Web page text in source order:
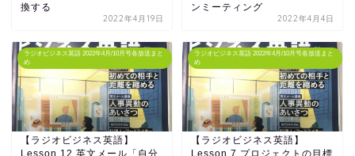
換する
2022年4月19日
ンミーティング
2022年4月4日
ラジオビジネス英語 2022年4月/10月号各放送まと
め
【ラジオビジネス英語】
ラジオビジネス英語 2022年4月/10月号各放送まと
め
【ラジオビジネス英語】